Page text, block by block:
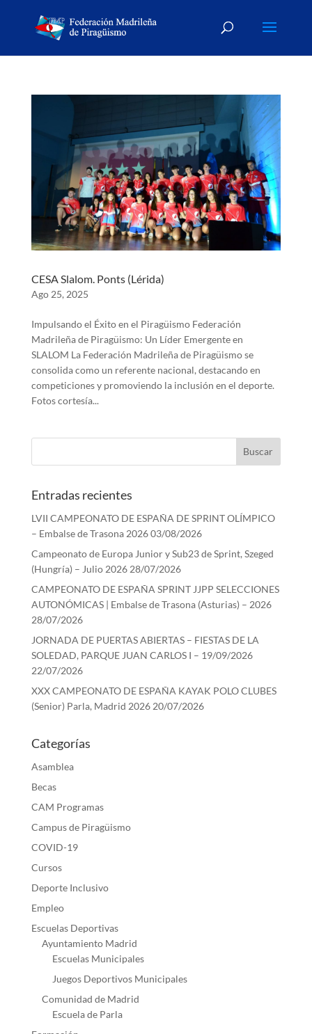
CESA Slalom. Ponts (Lérida)
Ago 25, 2025
Impulsando el Éxito en el Piragüismo Federación
Madrileña de Piragüismo: Un Líder Emergente en
SLALOM La Federación Madrileña de Piragüismo se
consolida como un referente nacional, destacando en
competiciones y promoviendo la inclusión en el deporte.
Fotos cortesía...
Entradas recientes
LVII CAMPEONATO DE ESPAÑA DE SPRINT OLÍMPICO
– Embalse de Trasona 202603/08/2026
Campeonato de Europa Junior y Sub23 de Sprint, Szeged
(Hungría) – Julio 2026 28/07/2026
CAMPEONATO DE ESPAÑA SPRINT JJPP SELECCIONES
AUTONÓMICAS | Embalse de Trasona (Asturias) – 2026
28/07/2026
JORNADA DE PUERTAS ABIERTAS – FIESTAS DE LA
SOLEDAD, PARQUE JUAN CARLOS I – 19/09/2026
22/07/2026
XXX CAMPEONATO DE ESPAÑA KAYAK POLO CLUBES
(Senior) Parla, Madrid 2026 20/07/2026
Categorías
Asamblea
Becas
CAM Programas
Campus de Piragüismo
COVID-19
Cursos
Deporte Inclusivo
Empleo
Escuelas Deportivas
Ayuntamiento Madrid
Escuelas Municipales
Juegos Deportivos Municipales
Comunidad de Madrid
Escuela de Parla